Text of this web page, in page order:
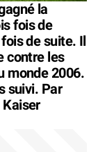
la
fois de
de suite. Il
contre les
monde 2006.
suivi. Par
Kaiser